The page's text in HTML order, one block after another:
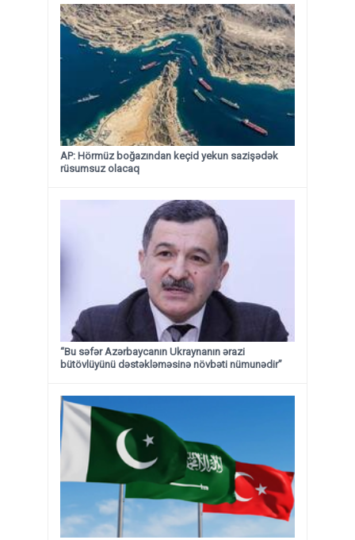
AP: Hörmüz boğazından keçid yekun sazişədək
rüsumsuz olacaq
“Bu səfər Azərbaycanın Ukraynanın ərazi
bütövlüyünü dəstəkləməsinə növbəti nümunədir”